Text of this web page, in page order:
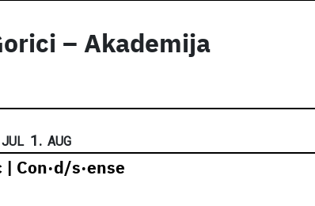
– Akademija
JUL 1. AUG
| Con·d/s·ense